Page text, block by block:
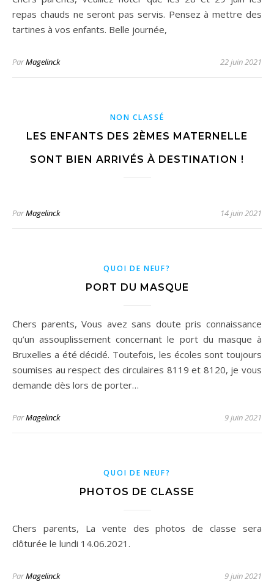
repas chauds ne seront pas servis. Pensez à mettre des
tartines à vos enfants. Belle journée,
ParMagelinck 22 juin 2021
NON CLASSÉ
LES ENFANTS DES 2ÈMES MATERNELLE
SONT BIEN ARRIVÉS À DESTINATION !
ParMagelinck 14 juin 2021
QUOI DE NEUF?
PORT DU MASQUE
Chers parents, Vous avez sans doute pris connaissance
qu’un assouplissement concernant le port du masque à
Bruxelles a été décidé. Toutefois, les écoles sont toujours
soumises au respect des circulaires 8119 et 8120, je vous
demande dès lors de porter…
ParMagelinck 9 juin 2021
QUOI DE NEUF?
PHOTOS DE CLASSE
Chers parents, La vente des photos de classe sera
clôturée le lundi 14.06.2021.
ParMagelinck 9 juin 2021